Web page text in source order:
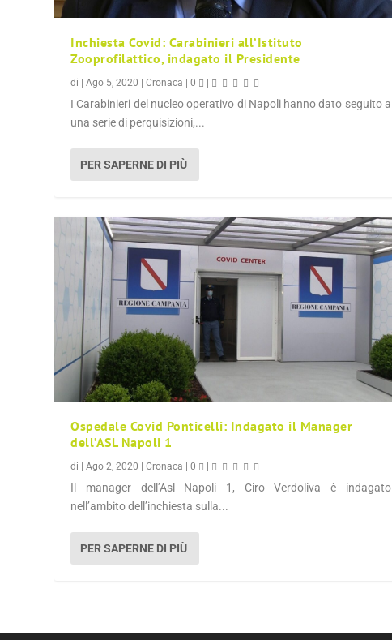
Inchiesta Covid: Carabinieri all’Istituto
Zooprofilattico, indagato il Presidente
di |Ago 5, 2020 |Cronaca |0 |
I Carabinieri del nucleo operativo di Napoli hanno dato seguito a
una serie di perquisizioni,...
PER SAPERNE DI PIÙ
Ospedale Covid Ponticelli: Indagato il Manager
dell’ASL Napoli 1
di |Ago 2, 2020 |Cronaca |0
Il manager dell’Asl Napoli 1, Ciro Verdoliva è indagato
nell’ambito dell’inchiesta sulla...
PER SAPERNE DI PIÙ